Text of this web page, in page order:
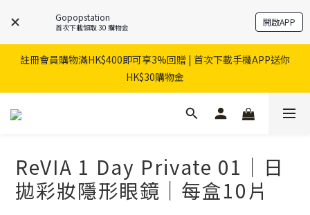
Gopopstation
首次下載領取 30 購物金 開啟APP
註冊會員購物滿HK$400即可享3%回贈 | 首次下載手機APP送你
HK$30購物金
ReVIA 1 Day Private 01｜日
拋彩妝隱形眼鏡｜每盒10片